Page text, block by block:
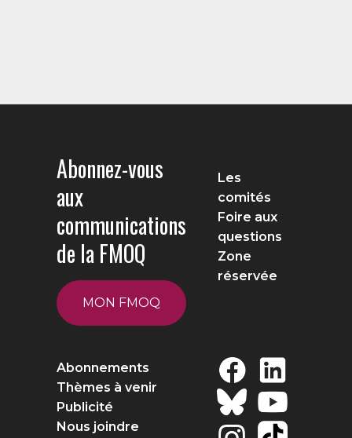
Abonnez-vous
aux
communications
de la FMOQ
MON FMOQ
Les
comités
Foire aux
questions
Zone
réservée
Abonnements
Thèmes à venir
Publicité
Nous joindre